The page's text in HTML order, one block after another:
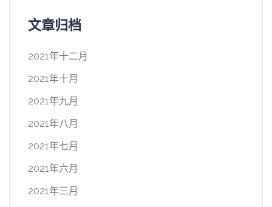
文章归档
2021年十二月
2021年十月
2021年九月
2021年八月
2021年七月
2021年六月
2021年三月